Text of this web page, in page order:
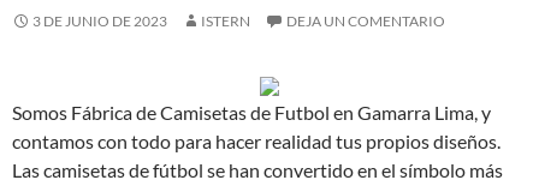
3 DE JUNIO DE 2023 ISTERN DEJA UN COMENTARIO
Somos Fábrica de Camisetas de Futbol en Gamarra Lima, y
contamos con todo para hacer realidad tus propios diseños.
Las camisetas de fútbol se han convertido en el símbolo más